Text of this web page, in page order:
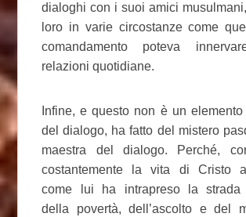
dialoghi con i suoi amici
loro in varie circostanze come
comandamento poteva
relazioni quotidiane.
Infine, e questo non è un
del dialogo, ha fatto del mistero
maestra del dialogo. Perché,
costantemente la vita di Cristo
come lui ha intrapreso la strada
della povertà, dell’ascolto e del